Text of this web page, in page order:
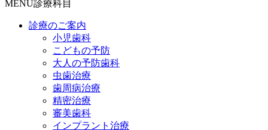
MENU診療科目
診療のご案内
小児歯科
こどもの予防
大人の予防歯科
虫歯治療
歯周病治療
精密治療
審美歯科
インプラント治療